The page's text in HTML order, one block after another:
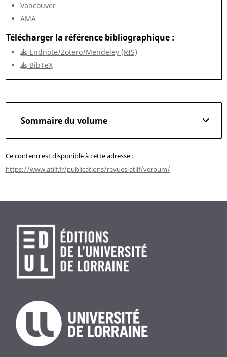
Vancouver
AMA
Télécharger la référence bibliographique
Endnote/Zotero/Mendeley (RIS)
BibTeX
Sommaire du volume
Ce contenu est disponible à cette adresse :
https://www.atilf.fr/publications/revues-atilf/verbum/